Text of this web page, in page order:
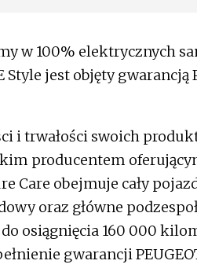
w 100% elektrycznych
Style jest objęty gwarancją
i trwałości swoich
producentem
Care obejmuje cały
oraz główne
osiągnięcia 160 000
gwarancji